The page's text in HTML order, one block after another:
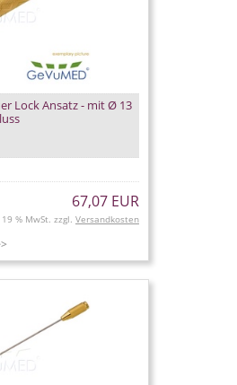
Lock Ansatz - mit Ø 13
67,07 EUR
% MwSt. zzgl. Versandkosten